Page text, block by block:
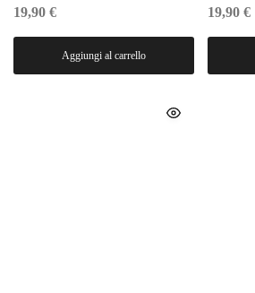
19,90 €
Aggiungi al carrello
19,90 €